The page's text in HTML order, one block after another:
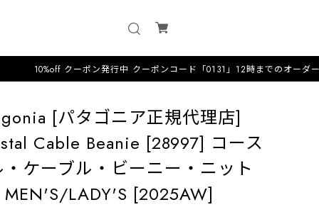
クーポン発行中 クーポンコード「0131」12時までのオーダーは即日配送
[パタゴニア正規代理店]
Cable Beanie [28997] コース
ケーブル・ビーニー・ニット
MEN'S/LADY'S [2025AW]